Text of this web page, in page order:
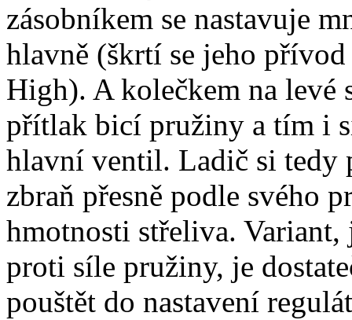
zásobníkem se nastavuje
hlavně (škrtí se jeho
High). A kolečkem na levé
přítlak bicí pružiny a tím i
hlavní ventil. Ladič si tedy
zbraň přesně podle svého
hmotnosti střeliva.
proti síle pružiny, je
pouštět do nastavení